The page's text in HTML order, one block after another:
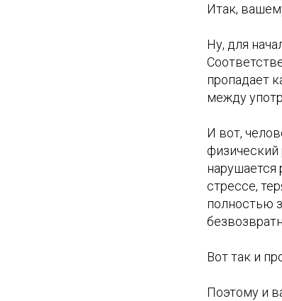
Итак,
Ну, для
пропадает
между
И вот,
нарушается
стрессе,
полностью
Вот так и
Поэтому и